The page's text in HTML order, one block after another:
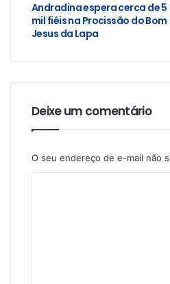
Andradina espera cerca de 5
mil fiéis na Procissão do Bom
Jesus da Lapa
Deixe um comentário
O seu endereço de e-mail não